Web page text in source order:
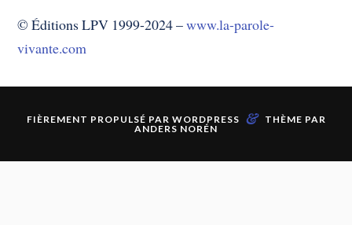
© Éditions LPV 1999-2024 –www.la-parole-
vivante.com
FIÈREMENT PROPULSÉ PAR WORDPRESS &
THÈME PAR
ANDERS NORÉN